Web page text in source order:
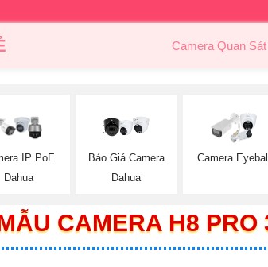
Camera Quan Sát
IP PoE
Dahua
Báo Giá Camera
Dahua
Camera Eyeball
CAMERA H8 PRO